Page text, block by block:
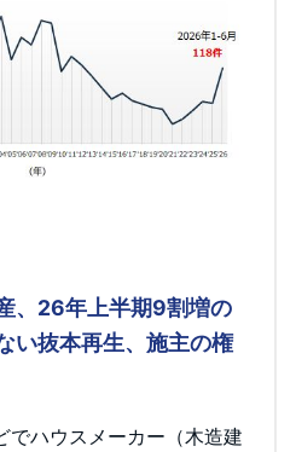
、26年上半期9割増の
抜本再生、施主の権
でハウスメーカー（木造建